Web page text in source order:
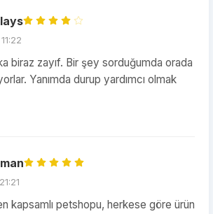
biraz zayıf. Bir şey sorduğumda orada
Yanımda durup yardımcı olmak
kapsamlı petshopu, herkese göre ürün